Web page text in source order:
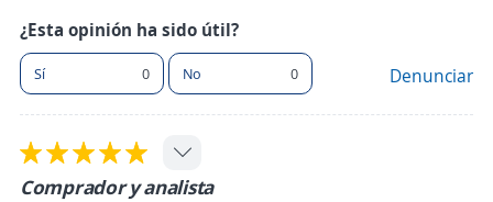
¿Esta opinión ha sido útil?
Sí 0 No 0 Denunciar
Comprador y analista